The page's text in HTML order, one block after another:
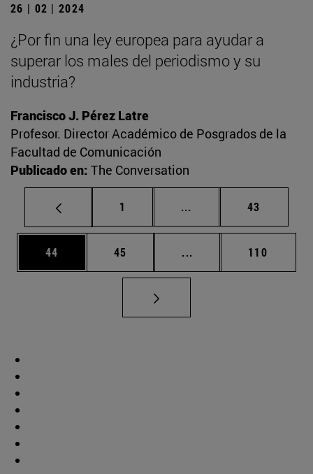
26 | 02 | 2024
¿Por fin una ley europea para ayudar a
superar los males del periodismo y su
industria?
Francisco J. Pérez Latre
Profesor. Director Académico de Posgrados de la
Facultad de Comunicación
Publicado en: The Conversation
Página
1 ... Páginas intermedias
Página
43
Página
44 Página
45 ... Páginas intermedias
Página
110